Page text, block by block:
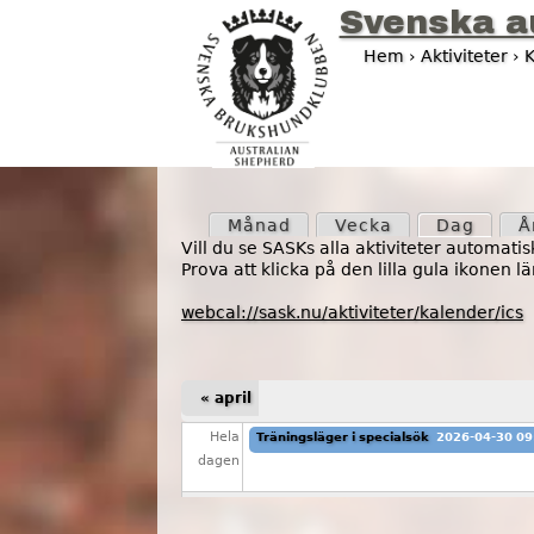
Svenska
r
r
a
Månad Vecka Dag (aktiv
Vill du se SASKs alla aktiviteter
Prova att klicka på den lilla gula ikonen
webcal://sask.nu/aktiviteter/kalender/ics
« april
Hela
dagen
Träningsläger i specialsök 2026-04-30
ä
r
h
ä
Hem › Aktiviteter ›